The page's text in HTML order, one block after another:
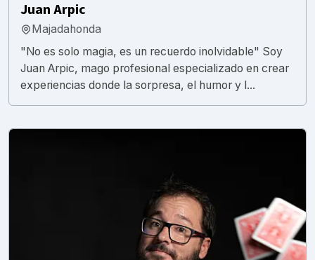
Juan Arpic
Majadahonda
"No es solo magia, es un recuerdo inolvidable" Soy
Juan Arpic, mago profesional especializado en crear
experiencias donde la sorpresa, el humor y l...